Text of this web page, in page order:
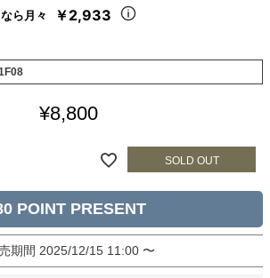
ら月々 ￥2,933
¥8,800
期間 2025/12/15 11:00 〜